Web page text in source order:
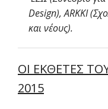
Design), ARKKI
και νέους).
ΟΙ ΕΚΘΕΤΕΣ
2015